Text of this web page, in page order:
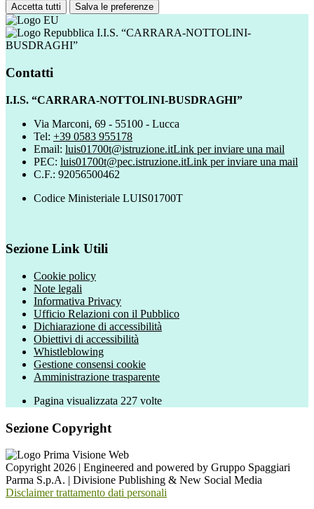
Accetta tutti Salva le preferenze
I.I.S. “CARRARA-NOTTOLINI-
BUSDRAGHI”
Contatti
I.I.S. “CARRARA-NOTTOLINI-BUSDRAGHI”
Via Marconi, 69 - 55100 - Lucca
Tel: +39 0583 955178
Email: luis01700t@istruzione.itLink per inviare una mail
PEC: luis01700t@pec.istruzione.itLink per inviare una mail
C.F.: 92056500462
Codice Ministeriale LUIS01700T
Sezione Link Utili
Cookie policy
Note legali
Informativa Privacy
Ufficio Relazioni con il Pubblico
Dichiarazione di accessibilità
Obiettivi di accessibilità
Whistleblowing
Gestione consensi cookie
Amministrazione trasparente
Pagina visualizzata 227 volte
Sezione Copyright
Copyright 2026 | Engineered and powered by Gruppo Spaggiari
Parma S.p.A. | Divisione Publishing & New Social Media
Disclaimer trattamento dati personali